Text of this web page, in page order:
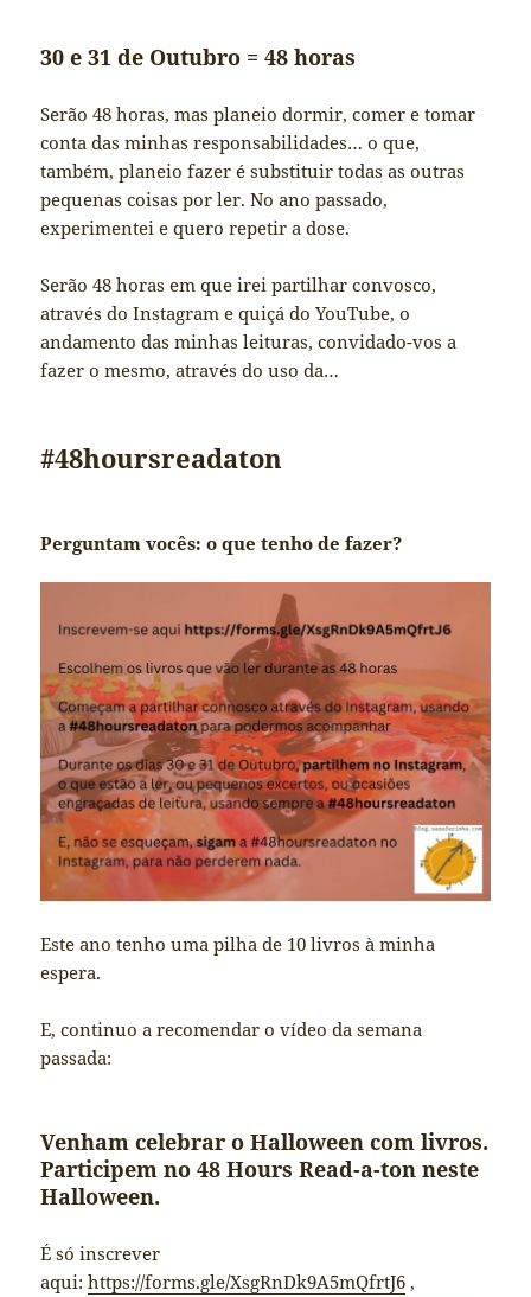
30 e 31 de Outubro = 48 horas
Serão 48 horas, mas planeio dormir, comer e tomar
conta das minhas responsabilidades… o que,
também, planeio fazer é substituir todas as outras
pequenas coisas por ler. No ano passado,
experimentei e quero repetir a dose.
Serão 48 horas em que irei partilhar convosco,
através do Instagram e quiçá do YouTube, o
andamento das minhas leituras, convidado-vos a
fazer o mesmo, através do uso da…
#48hoursreadaton
Perguntam vocês: o que tenho de fazer?
Este ano tenho uma pilha de 10 livros à minha
espera.
E, continuo a recomendar o vídeo da semana
passada:
Venham celebrar o Halloween com livros.
Participem no 48 Hours Read-a-ton neste
Halloween.
É só inscrever
aqui:https://forms.gle/XsgRnDk9A5mQfrtJ6 ,